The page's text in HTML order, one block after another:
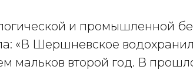
и промышленной
«В Шершневское
мальков второй год. В